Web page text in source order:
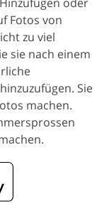
Fotos von
zu viel
sie nach einem
Sie
machen.